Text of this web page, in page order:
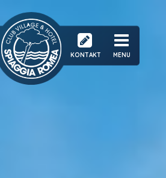
KONTAKT MENU